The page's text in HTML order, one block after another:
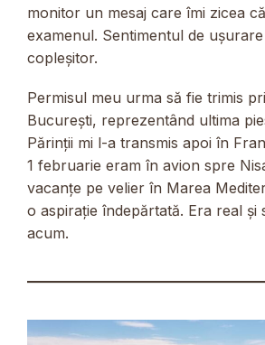
monitor un mesaj care îmi zicea
examenul. Sentimentul de
copleșitor.
Permisul meu urma să fie trimis
București, reprezentând ultima
Părinții mi l-a transmis apoi în
1 februarie eram în avion spre
vacanțe pe velier în Marea
o aspirație îndepărtată. Era real și
acum.